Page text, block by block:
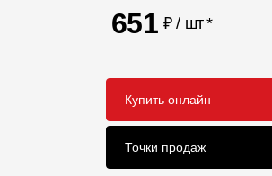
651 ₽ / шт*
Купить онлайн
Точки продаж